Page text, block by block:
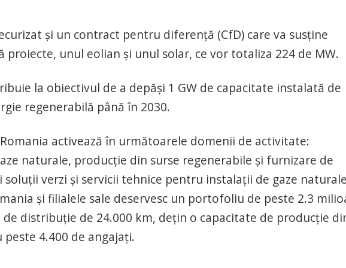
și un contract pentru diferență (CfD) care va susține
unul eolian și unul solar, ce vor totaliza 224 de MW.
la obiectivul de a depăși 1 GW de capacitate instalată de
regenerabilă până în 2030.
activează în următoarele domenii de activitate:
naturale, producție din surse regenerabile și furnizare de
soluții verzi și servicii tehnice pentru instalaţii de gaze
şi filialele sale deservesc un portofoliu de peste 2.3
distribuţie de 24.000 km, deţin o capacitate de producție
peste 4.400 de angajaţi.